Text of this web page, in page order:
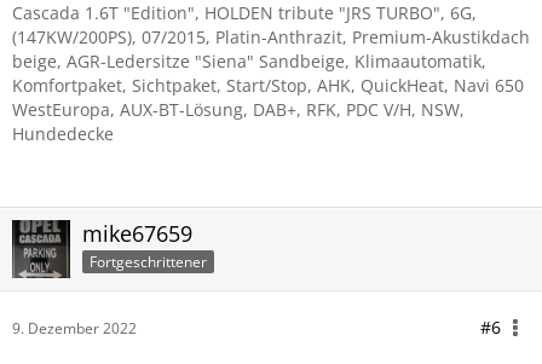
Cascada 1.6T "Edition", HOLDEN tribute "JRS TURBO", 6G,
(147KW/200PS), 07/2015, Platin-Anthrazit, Premium-Akustikdach
beige, AGR-Ledersitze "Siena" Sandbeige, Klimaautomatik,
Komfortpaket, Sichtpaket, Start/Stop, AHK, QuickHeat, Navi 650
WestEuropa, AUX-BT-Lösung, DAB+, RFK, PDC V/H, NSW,
Hundedecke
mike67659
Fortgeschrittener
9. Dezember 2022 #6